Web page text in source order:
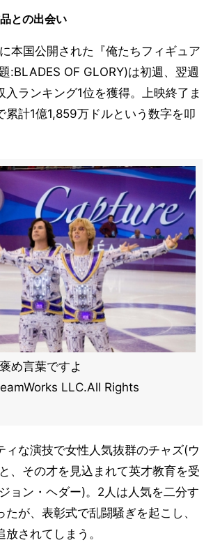
との出会い
本国公開された『俺たちフィギュア
:BLADES OF GLORY)は初週、翌週
入ランキング1位を獲得。上映終了ま
累計1億1,859万ドルという数字を叩
め言葉ですよ
LLC.All Rights
ィな演技で女性人気抜群のチャズ(ウ
、その才を見込まれて英才教育を受
ョン・ヘダー)。2人は人気を二分す
たが、表彰式で乱闘騒ぎを起こし、
されてしまう。